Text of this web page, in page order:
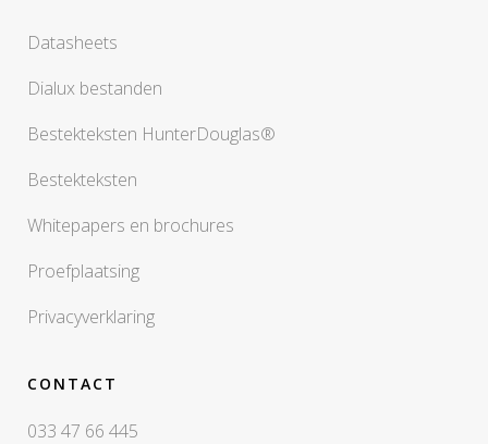
Datasheets
Dialux bestanden
Bestekteksten HunterDouglas®
Bestekteksten
Whitepapers en brochures
Proefplaatsing
Privacyverklaring
CONTACT
033 47 66 445